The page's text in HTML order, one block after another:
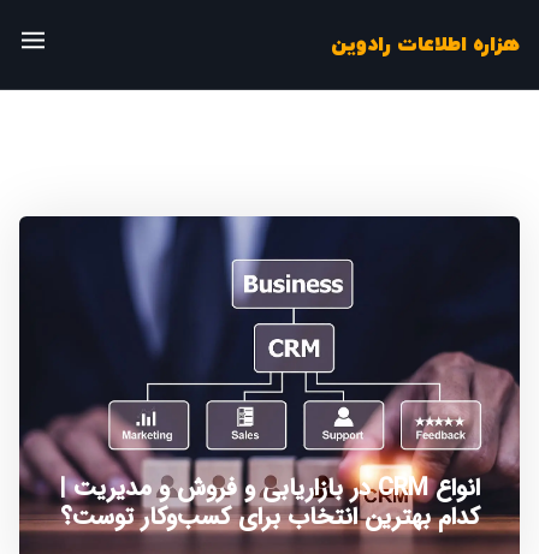
هزاره اطلاعات رادوین
انواع CRM در بازاریابی و فروش و مدیریت |
کدام بهترین انتخاب برای کسب‌وکار توست؟